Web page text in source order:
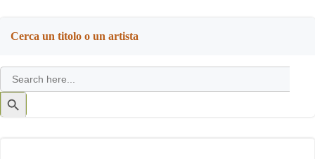
Cerca un titolo o un artista
Search
for:
Search
Button